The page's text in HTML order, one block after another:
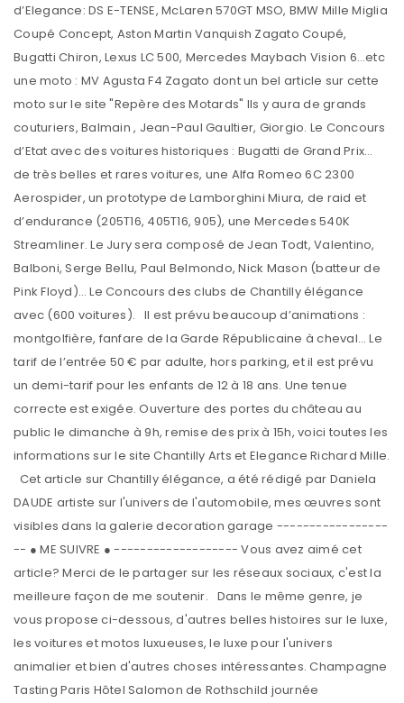
d’Elegance: DS E-TENSE, McLaren 570GT MSO, BMW Mille Miglia
Coupé Concept, Aston Martin Vanquish Zagato Coupé,
Bugatti Chiron, Lexus LC 500, Mercedes Maybach Vision 6…etc
une moto : MV Agusta F4 Zagato dont un bel article sur cette
moto sur le site "Repère des Motards" Ils y aura de grands
couturiers, Balmain , Jean-Paul Gaultier, Giorgio. Le Concours
d’Etat avec des voitures historiques : Bugatti de Grand Prix…
de très belles et rares voitures, une Alfa Romeo 6C 2300
Aerospider, un prototype de Lamborghini Miura, de raid et
d’endurance (205T16, 405T16, 905), une Mercedes 540K
Streamliner. Le Jury sera composé de Jean Todt, Valentino,
Balboni, Serge Bellu, Paul Belmondo, Nick Mason (batteur de
Pink Floyd)… Le Concours des clubs de Chantilly élégance
avec (600 voitures). Il est prévu beaucoup d’animations :
montgolfière, fanfare de la Garde Républicaine à cheval… Le
tarif de l’entrée 50 € par adulte, hors parking, et il est prévu
un demi-tarif pour les enfants de 12 à 18 ans. Une tenue
correcte est exigée. Ouverture des portes du château au
public le dimanche à 9h, remise des prix à 15h, voici toutes les
informations sur le site Chantilly Arts et Elegance Richard Mille.
Cet article sur Chantilly élégance, a été rédigé par Daniela
DAUDE artiste sur l'univers de l'automobile, mes œuvres sont
visibles dans la galerie decoration garage -----------------
-- ● ME SUIVRE ● ------------------- Vous avez aimé cet
article? Merci de le partager sur les réseaux sociaux, c'est la
meilleure façon de me soutenir. Dans le même genre, je
vous propose ci-dessous, d'autres belles histoires sur le luxe,
les voitures et motos luxueuses, le luxe pour l'univers
animalier et bien d'autres choses intéressantes. Champagne
Tasting Paris Hôtel Salomon de Rothschild journée